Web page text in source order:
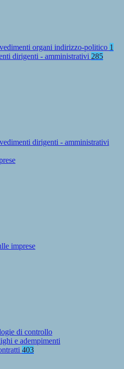
organi indirizzo-politico 1
dirigenti - amministrativi 285
dirigenti - amministrativi
imprese
di controllo
e adempimenti
403